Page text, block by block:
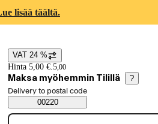
lisää täältä.
Price details
VAT 24 %
Hinta 5,00 €.5,00
Maksa myöhemmin Tilillä ?
Saatavuustiedot
Select order method
Delivery to postal code
00220